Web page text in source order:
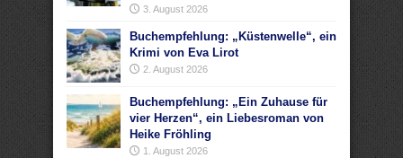
3. August 2026
Buchempfehlung: „Küstenwelle“, ein
Krimi von Eva Lirot
2. August 2026
Buchempfehlung: „Ein Zuhause für
vier Herzen“, ein Liebesroman von
Heike Fröhling
1. August 2026